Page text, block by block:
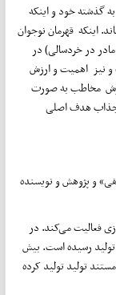
گذشته خود و اینکه
اینکه قهرمان نوجوان
در خردسالی) در
نیز اهمیت و ارزش
مخاطب به صورت
جذاب هدف اصلی
و پژوهش و نویسنده
فعالیت می‌کند. در
رسیده است. بیش
تولید تولید کرده